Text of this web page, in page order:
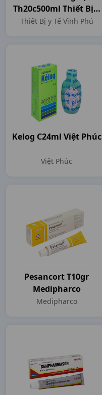
Th20c500ml Thiết Bị Y
Tế Vĩnh Phú
Thiết Bị y Tế Vĩnh Phú
Kelog C24ml Việt Phúc
Việt Phúc
Pesancort T10gr
Medipharco
Medipharco